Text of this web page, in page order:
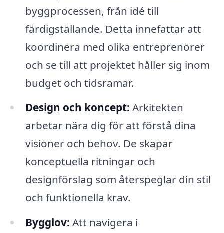
byggprocessen, från idé till
färdigställande. Detta innefattar att
koordinera med olika entreprenörer
och se till att projektet håller sig inom
budget och tidsramar.
Design och koncept: Arkitekten
arbetar nära dig för att förstå dina
visioner och behov. De skapar
konceptuella ritningar och
designförslag som återspeglar din stil
och funktionella krav.
Bygglov: Att navigera i